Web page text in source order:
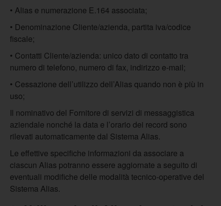
• Alias e numerazione E.164 associata;
• Denominazione Cliente/azienda, partita iva/codice
fiscale;
• Contatti Cliente/azienda: unico dato di contatto tra
numero di telefono, numero di fax, indirizzo e-mail;
• Cessazione dell’utilizzo dell’Alias quando non è più in
uso;
Il nominativo del Fornitore di servizi di messaggistica
aziendale nonché la data e l’orario dei record sono
rilevati automaticamente dal Sistema Alias.
Le effettive specifiche informazioni da associare a
ciascun Alias potranno essere aggiornate a seguito di
eventuali modifiche delle modalità tecnico-operative del
Sistema Alias.